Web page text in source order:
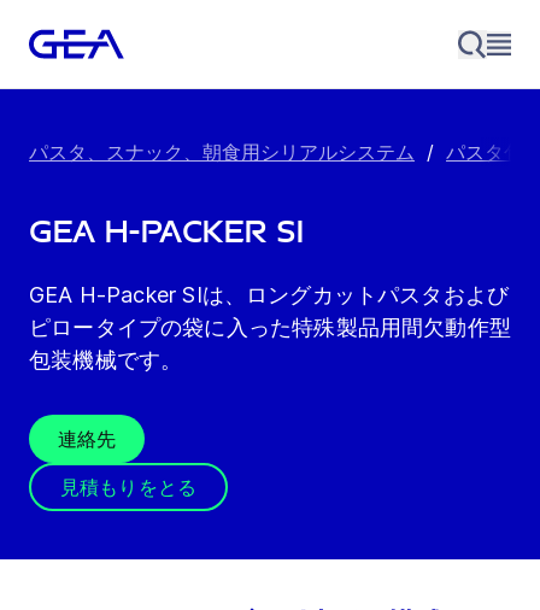
パスタ、スナック、朝食用シリアルシステム / パスタ包
GEA H-Packer SI
GEA H-Packer SIは、ロングカットパスタおよび
ピロータイプの袋に入った特殊製品用間欠動作型
包装機械です。
連絡先
見積もりをとる